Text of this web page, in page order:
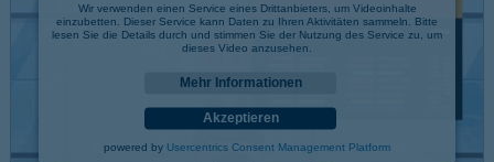
Wir verwenden einen Service eines Drittanbieters, um Videoinhalte
einzubetten. Dieser Service kann Daten zu Ihren Aktivitäten sammeln. Bitte
lesen Sie die Details durch und stimmen Sie der Nutzung des Service zu, um
dieses Video anzusehen.
Mehr Informationen
Akzeptieren
powered by Usercentrics Consent Management Platform